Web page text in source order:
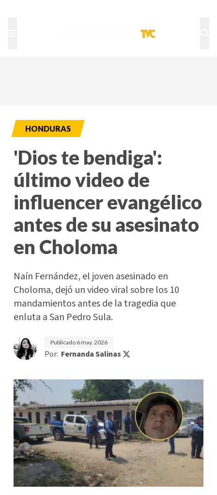
HONDURAS
'Dios te bendiga':
último video de
influencer evangélico
antes de su asesinato
en Choloma
Naín Fernández, el joven asesinado en
Choloma, dejó un video viral sobre los 10
mandamientos antes de la tragedia que
enluta a San Pedro Sula.
Publicado 6 may. 2026
Por: Fernanda Salinas